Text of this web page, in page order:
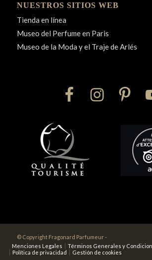
NUESTROS SITIOS WEB
Tienda en línea
Museo del Perfume en Paris
Museo de la Moda y el Traje de Arlés
© Copyright Fragonard Parfumeur -
Menciones Legales
Términos Generales y
Política de privacidad
Gestión de cookies